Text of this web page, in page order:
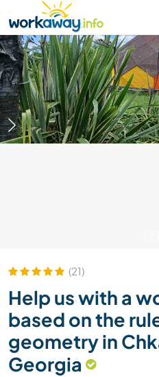
CONTENT
MAIN NAVIGATION
(21)
Help us with a
based on the
geometry in
Georgia